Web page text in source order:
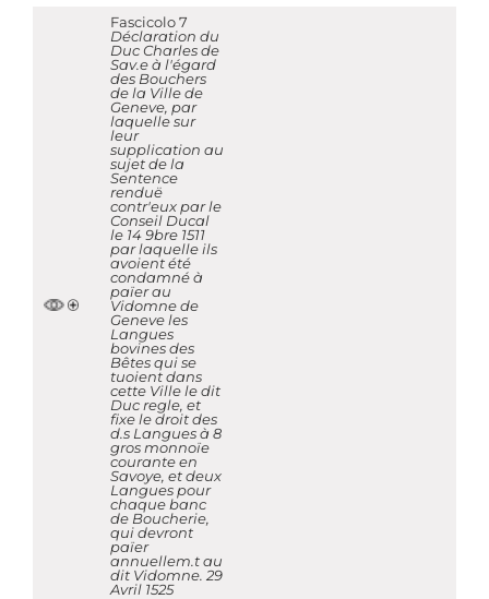
Fascicolo 7
Déclaration du
Duc Charles de
Sav.e à l'égard
des Bouchers
de la Ville de
Geneve, par
laquelle sur
leur
supplication au
sujet de la
Sentence
renduë
contr'eux par le
Conseil Ducal
le 14 9bre 1511
par laquelle ils
avoient été
condamné à
païer au
Vidomne de
Geneve les
Langues
bovines des
Bêtes qui se
tuoient dans
cette Ville le dit
Duc regle, et
fixe le droit des
d.s Langues à 8
gros monnoïe
courante en
Savoye, et deux
Langues pour
chaque banc
de Boucherie,
qui devront
païer
annuellem.t au
dit Vidomne. 29
Avril 1525